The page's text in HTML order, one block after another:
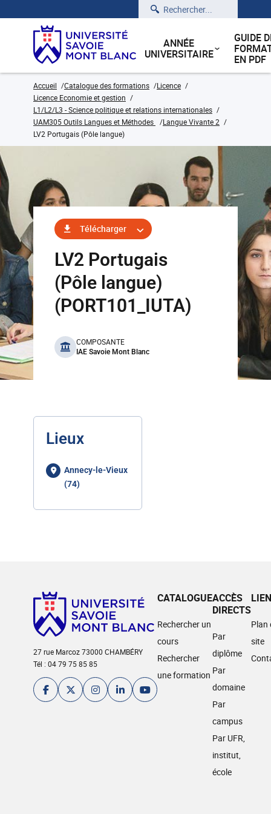
Rechercher
ANNÉE
UNIVERSITAIRE
GUIDE
EN PDF
Accueil Catalogue des formations
Licence
Licence Economie et gestion
L1/L2/L3 - Science politique et relations internationales
UAM305 Outils Langues et Méthodes
Langue Vivante 2
LV2 Portugais (Pôle langue)
Télécharger
LV2 Portugais
(Pôle langue)
(PORT101_IUTA)
benefits
COMPOSANTE
IAE Savoie Mont Blanc
Lieux
Annecy-le-Vieux
(74)
27 rue Marcoz 73000 CHAMBÉRY
Tél : 04 79 75 85 85
CATALOGUE
Rechercher un
cours
Rechercher
une formation
ACCÈS
DIRECTS
Par
diplôme
Par
domaine
Par
campus
Par UFR,
institut,
école
Plan
site